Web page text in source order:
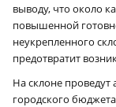
выводу, что около
повышенной
неукрепленного
предотвратит
На склоне
городского